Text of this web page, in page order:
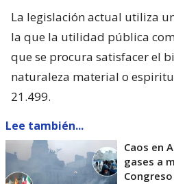
La legislación actual utiliza
la que la utilidad pública
que se procura satisfacer el
naturaleza material o
21.499.
Lee también...
Caos en
gases a